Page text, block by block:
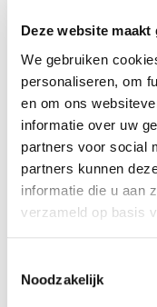
Deze website
We gebruiken
personaliseren, om
en om ons
informatie over uw
partners voor social
partners kunnen
informatie die u aan
verzameld op basis
Noodzakelijk
er net wel weer iets
Geen zorgen! Met de
gek. Kies gemakkelijk
afmeting en kleur van
Of de tafel nou recht
een natuurlijke
blad of onderstel?
geen probleem.
Merk